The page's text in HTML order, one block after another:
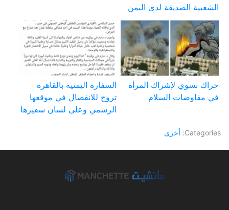
الشعبية الصديقة لدى اليمن
حراك نسوي لإشراك المرأة
في مفاوضات السلام
السفارة اليمنية بالقاهرة
تروج للانفصال في موقعها
الرسمي وعلى لسان سفيرها
Categories: أخرى